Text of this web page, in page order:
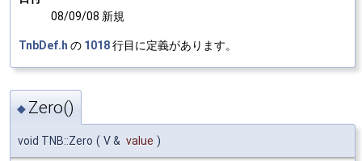
08/09/08 新規
TnbDef.h の 1018行目に定義があります。
◆ Zero()
void TNB::Zero ( V & value )